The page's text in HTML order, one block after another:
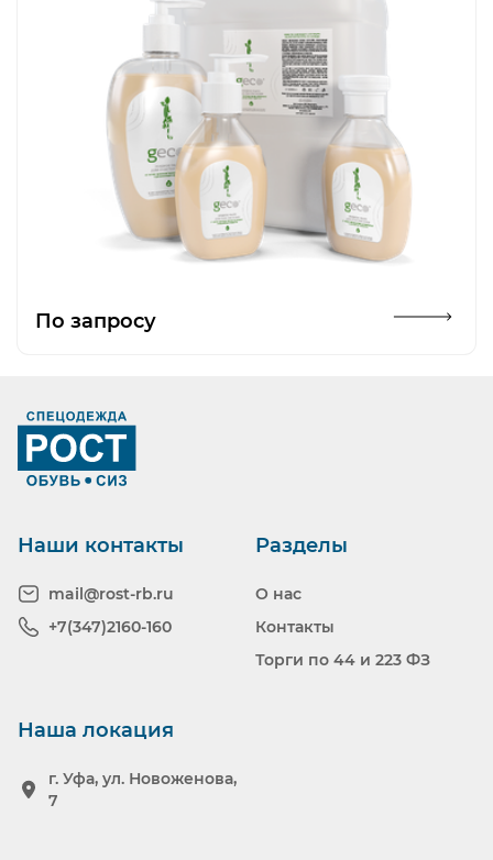
По запросу
Разделы
О нас
Контакты
Торги по 44 и 223 ФЗ
Наши контакты
mail@rost-rb.ru
+7(347)2160-160
Наша локация
г. Уфа, ул. Новоженова,
7